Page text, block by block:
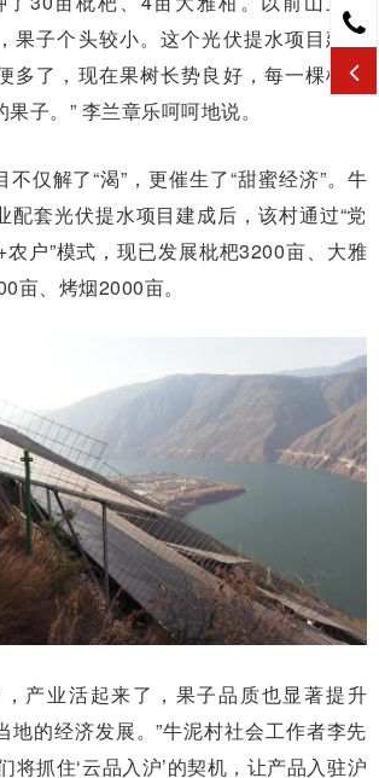
果子个头较小。这个光伏提水项目建成
多了，现在果树长势良好，每一棵树上
子。” 李兰章乐呵呵地说。
不仅解了“渴”，更催生了“甜蜜经济”。牛
配套光伏提水项目建成后，该村通过“党
户”模式，现已发展枇杷3200亩、大雅
亩、烤烟2000亩。
产业活起来了，果子品质也显著提升
地的经济发展。”牛泥村社会工作者李先
将抓住‘云品入沪’的契机，让产品入驻沪